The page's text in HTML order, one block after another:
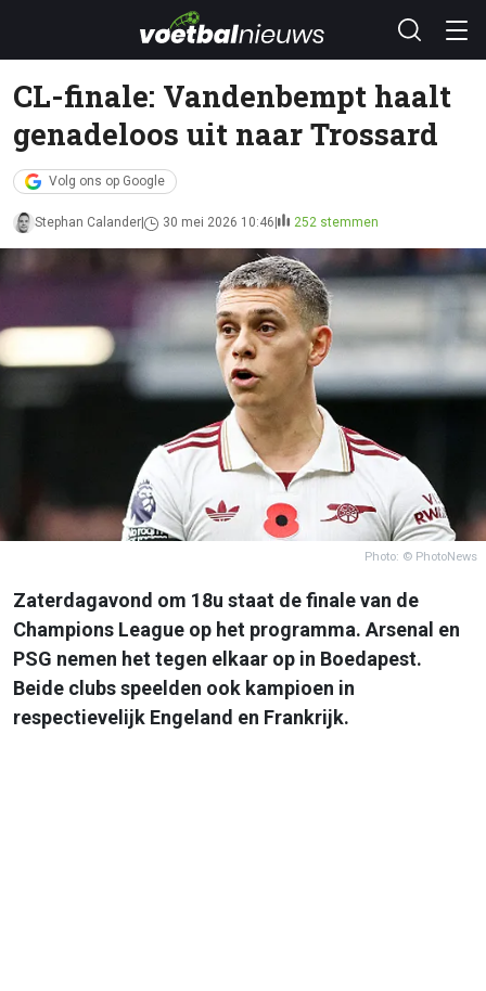
CL-finale: Vandenbempt haalt
genadeloos uit naar Trossard
Volg ons op Google
Stephan Calander 30 mei 2026 10:46 252 stemmen
Photo: © PhotoNews
Zaterdagavond om 18u staat de finale van de
Champions League op het programma. Arsenal en
PSG nemen het tegen elkaar op in Boedapest.
Beide clubs speelden ook kampioen in
respectievelijk Engeland en Frankrijk.